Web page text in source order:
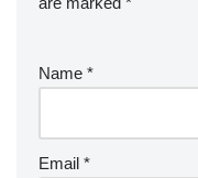
Name *
Email *